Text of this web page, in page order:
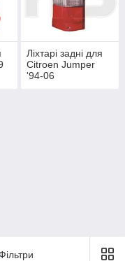
Ліхтарі задні для
Citroen Jumper
'94-06